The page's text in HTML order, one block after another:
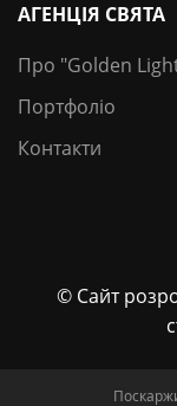
АГЕНЦІЯ СВЯТА
Про "Golden
Портфоліо
Контакти
© Сайт